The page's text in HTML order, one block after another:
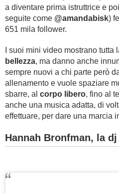
a diventare prima istruttrice e
seguite come @amandabisk)
651 mila follower.
I suoi mini video mostrano tutta
bellezza, ma danno anche
sempre nuovi a chi parte però
allenamento e vuole spaziare
sbarre, al corpo libero, fino al
anche una musica adatta, di
effettuare, per dare una marcia
Hannah Bronfman, la